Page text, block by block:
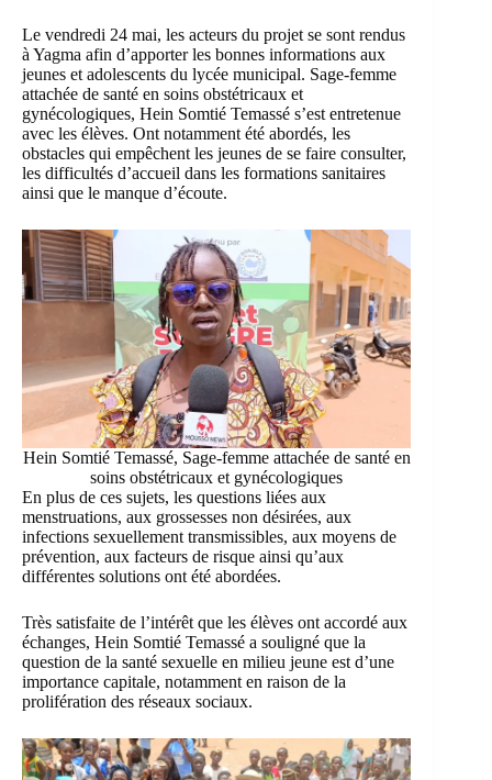
Le vendredi 24 mai, les acteurs du projet se sont rendus
à Yagma afin d’apporter les bonnes informations aux
jeunes et adolescents du lycée municipal. Sage-femme
attachée de santé en soins obstétricaux et
gynécologiques, Hein Somtié Temassé s’est entretenue
avec les élèves. Ont notamment été abordés, les
obstacles qui empêchent les jeunes de se faire consulter,
les difficultés d’accueil dans les formations sanitaires
ainsi que le manque d’écoute.
Hein Somtié Temassé, Sage-femme attachée de santé en
soins obstétricaux et gynécologiques
En plus de ces sujets, les questions liées aux
menstruations, aux grossesses non désirées, aux
infections sexuellement transmissibles, aux moyens de
prévention, aux facteurs de risque ainsi qu’aux
différentes solutions ont été abordées.
Très satisfaite de l’intérêt que les élèves ont accordé aux
échanges, Hein Somtié Temassé a souligné que la
question de la santé sexuelle en milieu jeune est d’une
importance capitale, notamment en raison de la
prolifération des réseaux sociaux.